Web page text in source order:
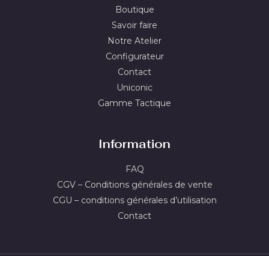
Boutique
Savoir faire
Notre Atelier
Configurateur
Contact
Uniconic
Gamme Tactique
Information
FAQ
CGV – Conditions générales de vente
CGU – conditions générales d’utilisation
Contact